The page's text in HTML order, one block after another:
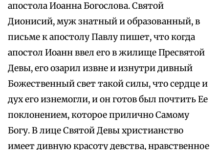
апостола Иоанна Богослова. Святой
Дионисий, муж знатный и образованный, в
письме к апостолу Павлу пишет, что когда
апостол Иоанн ввел его в жилище Пресвятой
Девы, его озарил извне и изнутри дивный
Божественный свет такой силы, что сердце и
дух его изнемогли, и он готов был почтить Ее
поклонением, которое прилично Самому
Богу. В лице Святой Девы христианство
имеет дивную красоту девства, нравственное